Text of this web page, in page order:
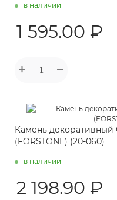
в наличии
1 595.00 ₽
Камень декоративный
(FORSTONE) (20-060)
в наличии
2 198.90 ₽